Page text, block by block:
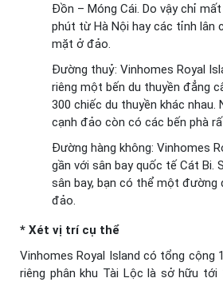
Đồn – Móng Cái. Do vậy chỉ
phút từ Hà Nội hay các tỉnh lân
mặt ở đảo.
Đường thuỷ: Vinhomes Royal
riêng một bến du thuyền đẳng
300 chiếc du thuyền khác nhau.
cạnh đảo còn có các bến phà
Đường hàng không: Vinhomes
gần với sân bay quốc tế Cát Bi.
sân bay, bạn có thể một đường
đảo.
* Xét vị trí cụ thể
Vinhomes Royal Island có tổng cộng
riêng phân khu Tài Lộc là sở hữu tới